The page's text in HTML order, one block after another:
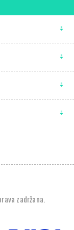
zadržana.